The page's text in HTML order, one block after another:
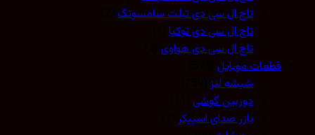
تاچ ال سی دی تبلت سامسونگ(2)
تاچ ال سی دی نوکیا (1)
تاچ ال سی دی هواوی(4)
قطعات موبایل(573)
شیشه لنز(259)
دوربین گوشی(11)
بازر صدای اسپیکر(7)